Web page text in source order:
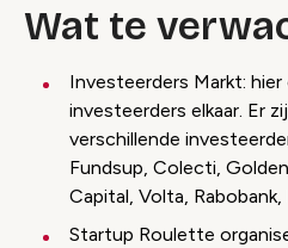
Wat te
Investeerders Markt:
investeerders elkaar. Er
verschillende
Fundsup, Colecti,
Capital, Volta,
Startup Roulette